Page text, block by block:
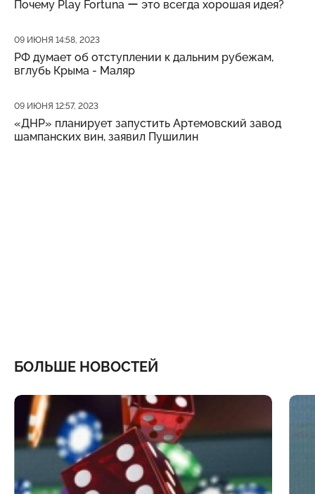
Почему Play Fortuna ー это всегда хорошая идея?
Дата публикации
09 ИЮНЯ 14:58, 2023
РФ думает об отступлении к дальним рубежам,
вглубь Крыма - Маляр
Дата публикации
09 ИЮНЯ 12:57, 2023
«ДНР» планирует запустить Артемовский завод
шампанских вин, заявил Пушилин
БОЛЬШЕ НОВОСТЕЙ